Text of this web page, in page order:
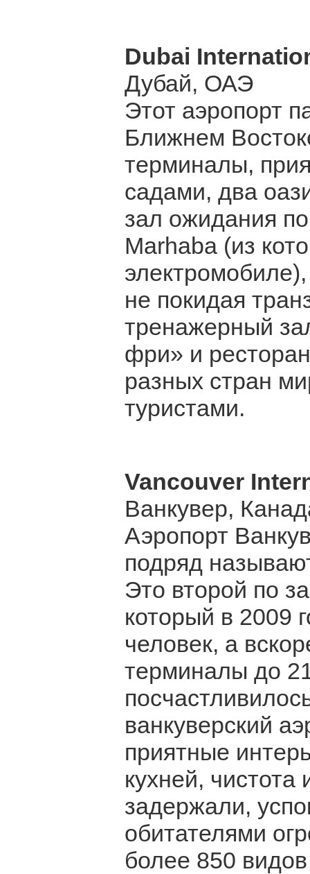
Dubai
Дубай, ОАЭ
Этот аэропорт
Ближнем
терминалы,
садами, два
зал ожидания
Marhaba (из
не покидая
тренажерный
фри» и
разных стран
туристами.
Vancouver
Ванкувер,
Аэропорт
подряд
Это второй по
который в 2009
человек, а
терминалы до
ванкуверский
приятные
кухней,
задержали,
обитателями
более 850